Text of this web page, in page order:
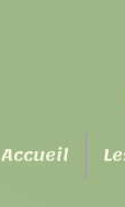
Accueil